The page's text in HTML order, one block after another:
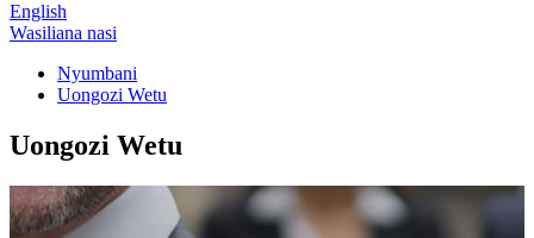
English
Wasiliana nasi
Nyumbani
Uongozi Wetu
Uongozi Wetu